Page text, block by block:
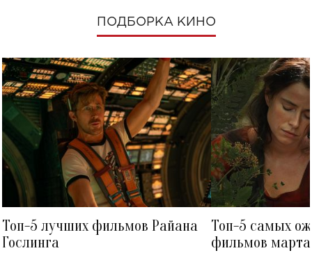
ПОДБОРКА КИНО
Топ-5 лучших фильмов Райана
Гослинга
Топ-5 самых
фильмов